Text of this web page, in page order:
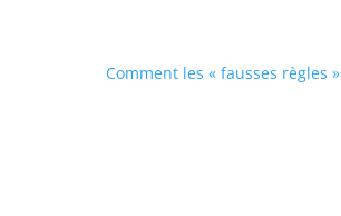
Comment les « fausses règles »